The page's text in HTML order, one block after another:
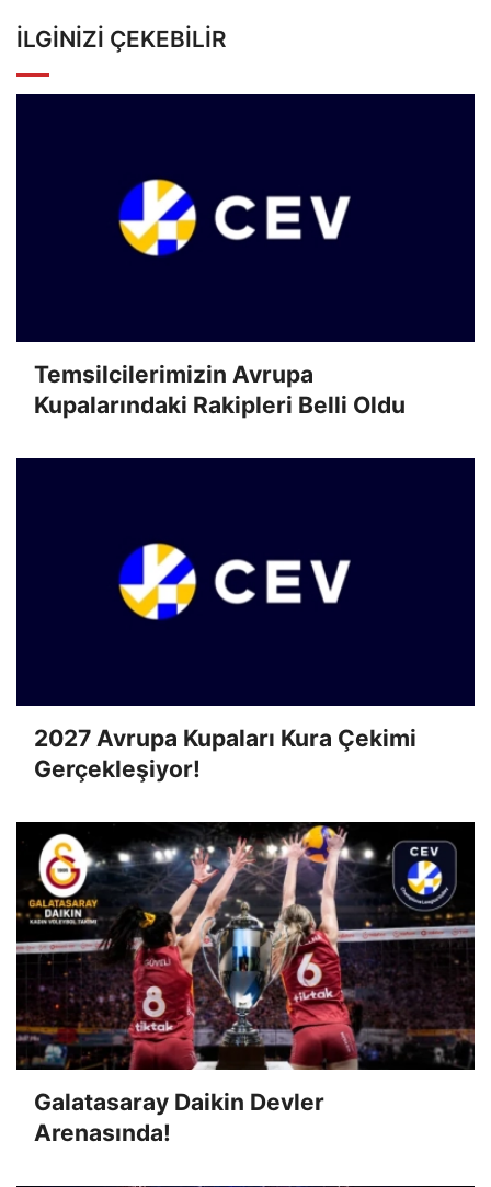
İLGINIZI ÇEKEBILIR
Temsilcilerimizin Avrupa
Kupalarındaki Rakipleri Belli Oldu
2027 Avrupa Kupaları Kura Çekimi
Gerçekleşiyor!
Galatasaray Daikin Devler
Arenasında!